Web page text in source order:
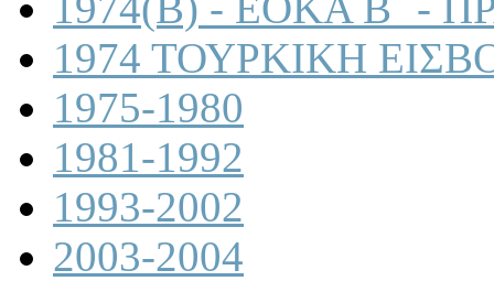
1974 ΤΟΥΡΚΙΚΗ
1975-1980
1981-1992
1993-2002
2003-2004